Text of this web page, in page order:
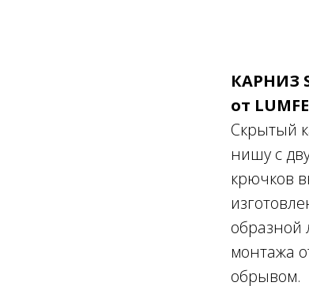
КАРНИЗ
от
Скрытый
нишу с
крючков
образной
монтажа
обрывом.